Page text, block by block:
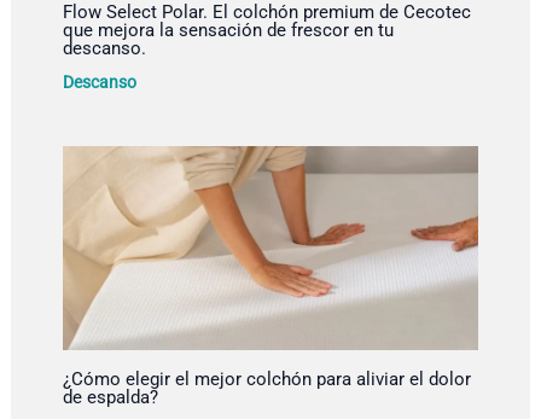
Flow Select Polar. El colchón premium de Cecotec
que mejora la sensación de frescor en tu
descanso.
Descanso
¿Cómo elegir el mejor colchón para aliviar el dolor
de espalda?